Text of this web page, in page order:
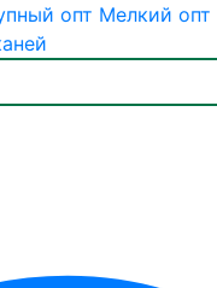
опт Мелкий опт